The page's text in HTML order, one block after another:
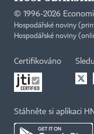
© 1996-2026
Hospodářské noviny
Hospodářské noviny
Certifikováno
Stáhněte si aplikaci HN